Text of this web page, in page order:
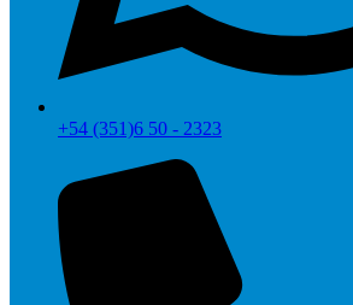
+54 (351)6 50 - 2323